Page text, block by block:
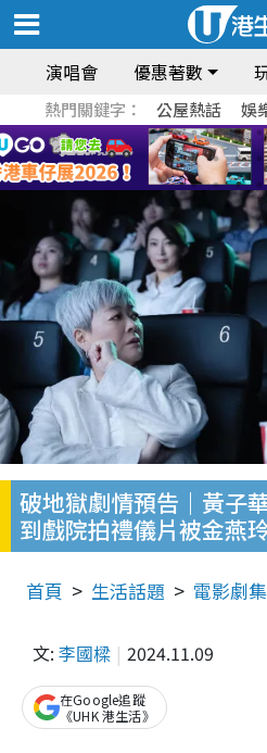
演唱會 優惠著數
熱門關鍵字： 公屋熱話 娛
破地獄劇情預告｜黃子
到戲院拍禮儀片被金燕
首頁 生活話題 電影劇集
文: 李國樑 2024.11.09
在Google追蹤
《UHK 港生活》